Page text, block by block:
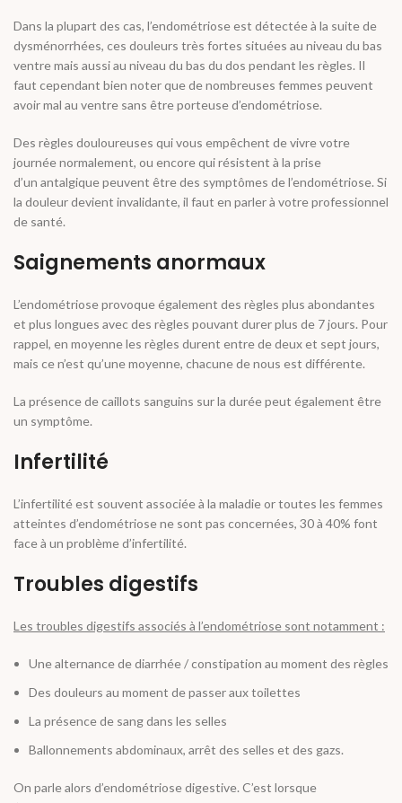
Dans la plupart des cas, l’endométriose est détectée à la suite de
dysménorrhées, ces douleurs très fortes situées au niveau du bas
ventre mais aussi au niveau du bas du dos pendant les règles. Il
faut cependant bien noter que de nombreuses femmes peuvent
avoir mal au ventre sans être porteuse d’endométriose.
Des règles douloureuses qui vous empêchent de vivre votre
journée normalement, ou encore qui résistent à la prise
d’un antalgique peuvent être des symptômes de l’endométriose. Si
la douleur devient invalidante, il faut en parler à votre professionnel
de santé.
Saignements anormaux
L’endométriose provoque également des règles plus abondantes
et plus longues avec des règles pouvant durer plus de 7 jours. Pour
rappel, en moyenne les règles durent entre de deux et sept jours,
mais ce n’est qu’une moyenne, chacune de nous est différente.
La présence de caillots sanguins sur la durée peut également être
un symptôme.
Infertilité
L’infertilité est souvent associée à la maladie or toutes les femmes
atteintes d’endométriose ne sont pas concernées, 30 à 40% font
face à un problème d’infertilité.
Troubles digestifs
Les troubles digestifs associés à l’endométriose sont notamment :
Une alternance de diarrhée / constipation au moment des règles
Des douleurs au moment de passer aux toilettes
La présence de sang dans les selles
Ballonnements abdominaux, arrêt des selles et des gazs.
On parle alors d’endométriose digestive. C’est lorsque